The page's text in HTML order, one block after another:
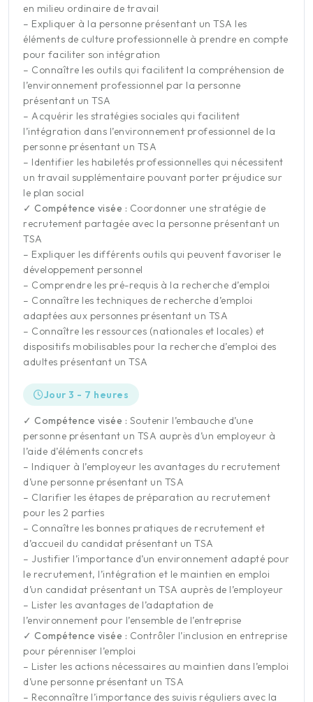
en milieu ordinaire de travail
– Expliquer à la personne présentant un TSA les
éléments de culture professionnelle à prendre en compte
pour faciliter son intégration
– Connaître les outils qui facilitent la compréhension de
l’environnement professionnel par la personne
présentant un TSA
– Acquérir les stratégies sociales qui facilitent
l’intégration dans l’environnement professionnel de la
personne présentant un TSA
– Identifier les habiletés professionnelles qui nécessitent
un travail supplémentaire pouvant porter préjudice sur
le plan social
✓ Compétence visée : Coordonner une stratégie de
recrutement partagée avec la personne présentant un
TSA
– Expliquer les différents outils qui peuvent favoriser le
développement personnel
– Comprendre les pré-requis à la recherche d’emploi
– Connaître les techniques de recherche d’emploi
adaptées aux personnes présentant un TSA
– Connaître les ressources (nationales et locales) et
dispositifs mobilisables pour la recherche d’emploi des
adultes présentant un TSA
Jour 3 - 7 heures
✓ Compétence visée : Soutenir l’embauche d’une
personne présentant un TSA auprès d’un employeur à
l’aide d’éléments concrets
– Indiquer à l’employeur les avantages du recrutement
d’une personne présentant un TSA
– Clarifier les étapes de préparation au recrutement
pour les 2 parties
– Connaître les bonnes pratiques de recrutement et
d’accueil du candidat présentant un TSA
– Justifier l’importance d’un environnement adapté pour
le recrutement, l’intégration et le maintien en emploi
d’un candidat présentant un TSA auprès de l’employeur
– Lister les avantages de l’adaptation de
l’environnement pour l’ensemble de l’entreprise
✓ Compétence visée : Contrôler l’inclusion en entreprise
pour pérenniser l’emploi
– Lister les actions nécessaires au maintien dans l’emploi
d’une personne présentant un TSA
– Reconnaître l’importance des suivis réguliers avec la